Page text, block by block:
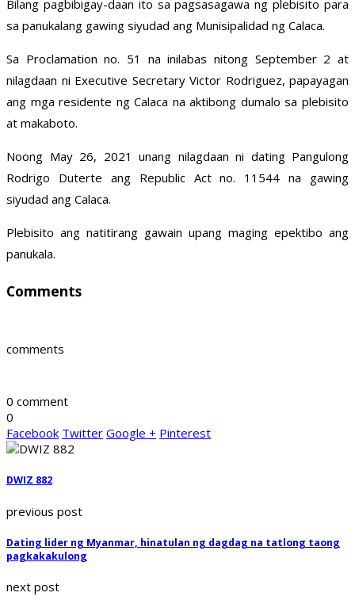
Bilang pagbibigay-daan ito sa pagsasagawa ng plebisito para
sa panukalang gawing siyudad ang Munisipalidad ng Calaca.
Sa Proclamation no. 51 na inilabas nitong September 2 at
nilagdaan ni Executive Secretary Victor Rodriguez, papayagan
ang mga residente ng Calaca na aktibong dumalo sa plebisito
at makaboto.
Noong May 26, 2021 unang nilagdaan ni dating Pangulong
Rodrigo Duterte ang Republic Act no. 11544 na gawing
siyudad ang Calaca.
Plebisito ang natitirang gawain upang maging epektibo ang
panukala.
Comments
comments
0 comment
0
Facebook Twitter Google + Pinterest
DWIZ 882
previous post
Dating lider ng Myanmar, hinatulan ng dagdag na tatlong taong
pagkakakulong
next post